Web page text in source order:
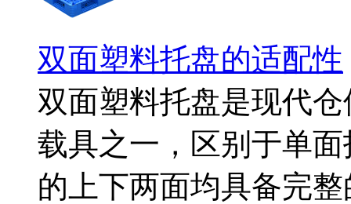
双面塑料托盘的适配性
双面塑料托盘是现代
载具之一，区别于单
的上下两面均具备完